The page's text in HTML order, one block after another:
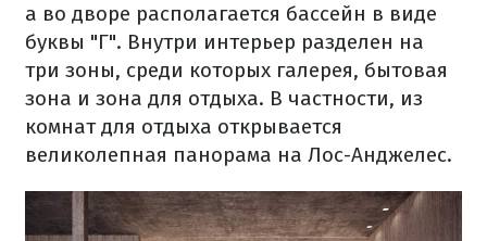
а во дворе располагается бассейн в виде
буквы "Г". Внутри интерьер разделен на
три зоны, среди которых галерея, бытовая
зона и зона для отдыха. В частности, из
комнат для отдыха открывается
великолепная панорама на Лос-Анджелес.